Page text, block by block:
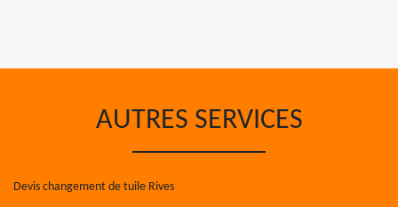
AUTRES SERVICES
Devis changement de tuile Rives